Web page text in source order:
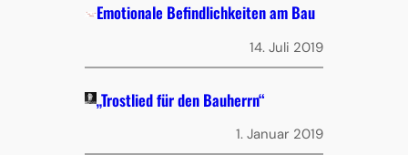
Emotionale Befindlichkeiten am Bau
14. Juli 2019
„Trostlied für den Bauherrn“
1. Januar 2019